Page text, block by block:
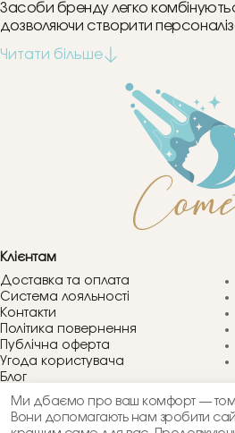
Засоби бренду легко
дозволяючи створити
Клієнтам
Доставка та оплата
Система лояльності
Контакти
Політика повернення
Публічна оферта
Угода користувача
Блог
Питання та відповіді
Компанія
Ми дбаємо про ваш комфорт —
Вони допомагають нам зробити